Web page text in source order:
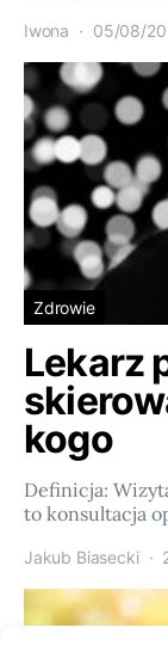
Iwona 05/08/
Zdrowie
Lekarz
kogo
Definicja:
to konsultacja
Jakub Biasecki